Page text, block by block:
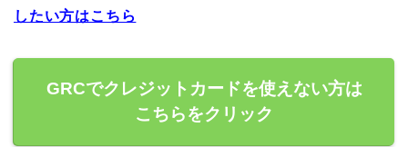
したい方はこちら
GRCでクレジットカードを使えない方は
こちらをクリック